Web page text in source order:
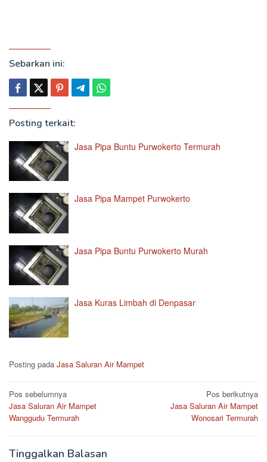
Sebarkan ini:
Posting terkait:
Jasa Pipa Buntu Purwokerto Termurah
Jasa Pipa Mampet Purwokerto
Jasa Pipa Buntu Purwokerto Murah
Jasa Kuras Limbah di Denpasar
Posting pada Jasa Saluran Air Mampet
Navigasi
pos
Pos sebelumnya
Jasa Saluran Air Mampet
Wanggudu Termurah
Pos berikutnya
Jasa Saluran Air Mampet
Wonosari Termurah
Tinggalkan Balasan